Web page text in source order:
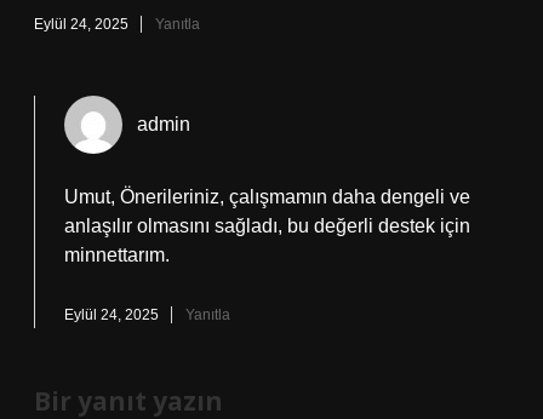
Eylül 24, 2025 Yanıtla
admin
Umut, Önerileriniz, çalışmamın daha dengeli ve
anlaşılır olmasını sağladı, bu değerli destek için
minnettarım.
Eylül 24, 2025 Yanıtla
Bir yanıt yazın